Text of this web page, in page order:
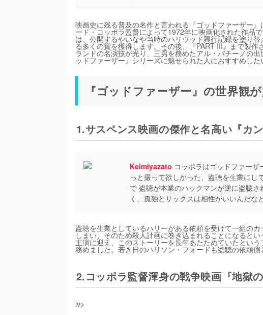
映画史に残る普及の名作と言われる『ゴッドファーザー
ード・コッポラ監督によって1972年に映画化された作品
は、公開するやいなや当時のハリウッド興行記録を塗り
る多くの賞を獲得します。その後、『PART III』まで製
ランドの名演技が光り、三男を務めたアル・パチーノの
ッドファーザー』シリーズに魅せられた人におすすめした
『ゴッドファーザー』の世界観
1.サスペンス映画の傑作と名高い『カ
Keimiyazato コッポラはゴッドファー
っと撮って欲しかった、盗聴を生業にし
で 盗聴が本業のハックマンが逆に盗聴
く、孤独とサックスは相性がいいんだな
盗聴を生業としているハリーがある依頼を受けて一組の
しまい、そのため殺人計画に巻き込まれることになると
主演に迎え、このストーリーを長年あたためていたとい
務めました。若き日のハリソン・フォードも盗聴の依頼側
2.コッポラ監督渾身の戦争映画『地獄
iv>